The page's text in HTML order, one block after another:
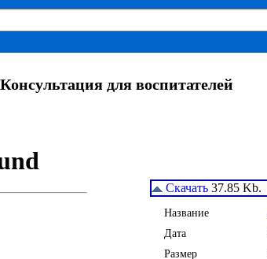
для воспитателей
Скачать 37.85 Kb.
Название
Дата
Размер